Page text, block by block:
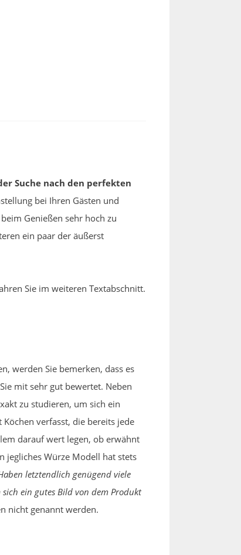
Suche nach den perfekten
bei Ihren Gästen und
Genießen sehr hoch zu
ein paar der äußerst
Sie im weiteren Textabschnitt.
werden Sie bemerken, dass es
mit sehr gut bewertet. Neben
zu studieren, um sich ein
verfasst, die bereits jede
darauf wert legen, ob erwähnt
jegliches Würze Modell hat stets
letztendlich genügend viele
ein gutes Bild von dem Produkt
nicht genannt werden.